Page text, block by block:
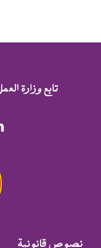
تابع وزارة
نصوص قانونية